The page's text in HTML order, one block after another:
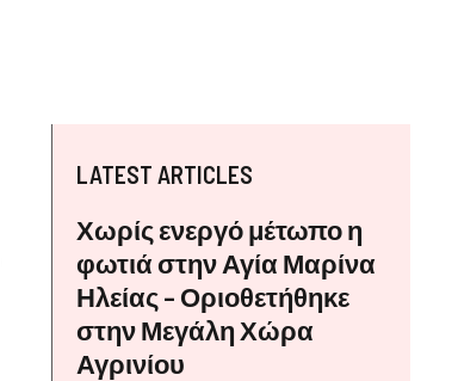
LATEST ARTICLES
Χωρίς ενεργό μέτωπο η
φωτιά στην Αγία Μαρίνα
Ηλείας – Οριοθετήθηκε
στην Μεγάλη Χώρα
Αγρινίου